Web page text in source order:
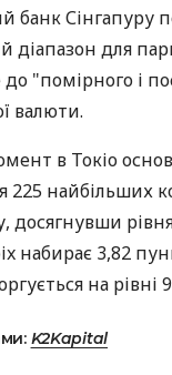
банк Сінгапуру
діапазон для
"помірного і
валюти.
в Токіо
225 найбільших
досягнувши
набирає 3,82
на рівні
K2Kapital